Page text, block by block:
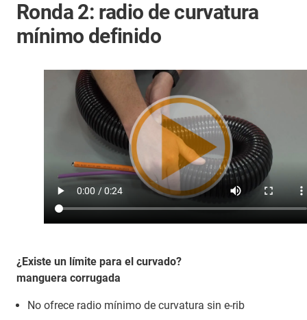
Ronda 2: radio de curvatura
mínimo definido
¿Existe un límite para el curvado?
manguera corrugada
No ofrece radio mínimo de curvatura sin e-rib